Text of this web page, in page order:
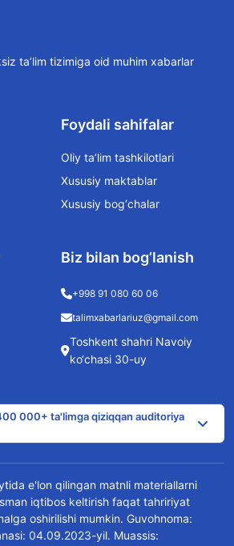
ta’lim tizimiga oid muhim xabarlar
Foydali sahifalar
Oliy ta’lim tashkilotlari
Xususiy maktablar
Xususiy bog‘chalar
Biz bilan bog’lanish
+998 91 080 60 06
talimxabarlariuz@gmail.com
Toshkent shahri Navoiy
ko‘chasi 30-uy
000+ ta'limga qiziqqan auditoriya
e'lon qilingan matnli materiallarni
iqtibos keltirish faqat tahririyat
oshirilishi mumkin. Guvohnoma:
04.09.2023-yil. Muassis: